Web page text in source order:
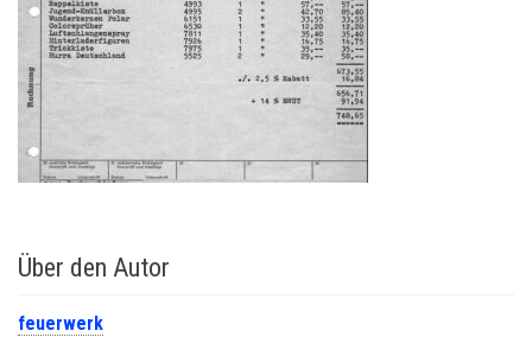
Über den Autor
feuerwerk